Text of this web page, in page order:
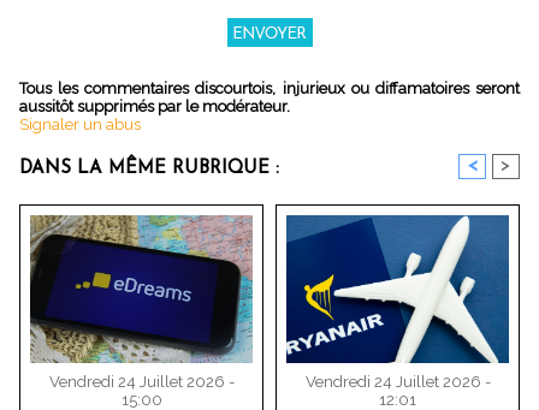
Tous les commentaires discourtois, injurieux ou diffamatoires seront
aussitôt supprimés par le modérateur.
Signaler un abus
DANS LA MÊME RUBRIQUE : < >
Vendredi 24 Juillet 2026 -
15:00
Vendredi 24 Juillet 2026 -
12:01